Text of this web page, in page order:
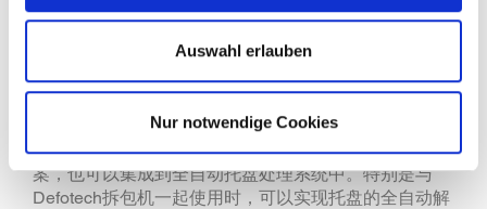
Auswahl erlauben
Nur notwendige Cookies
装竖直方向打包带的拆除，MSK最新开发解带设备
Destraptech，设备全自动解除垂直方向地打包带。设
条打包带、不同样式打带、或者混合打带的情形，每小
时最多可处理45个托盘。该设备可以作为单机解决方
案，也可以集成到全自动托盘处理系统中。特别是与
Defotech拆包机一起使用时，可以实现托盘的全自动解